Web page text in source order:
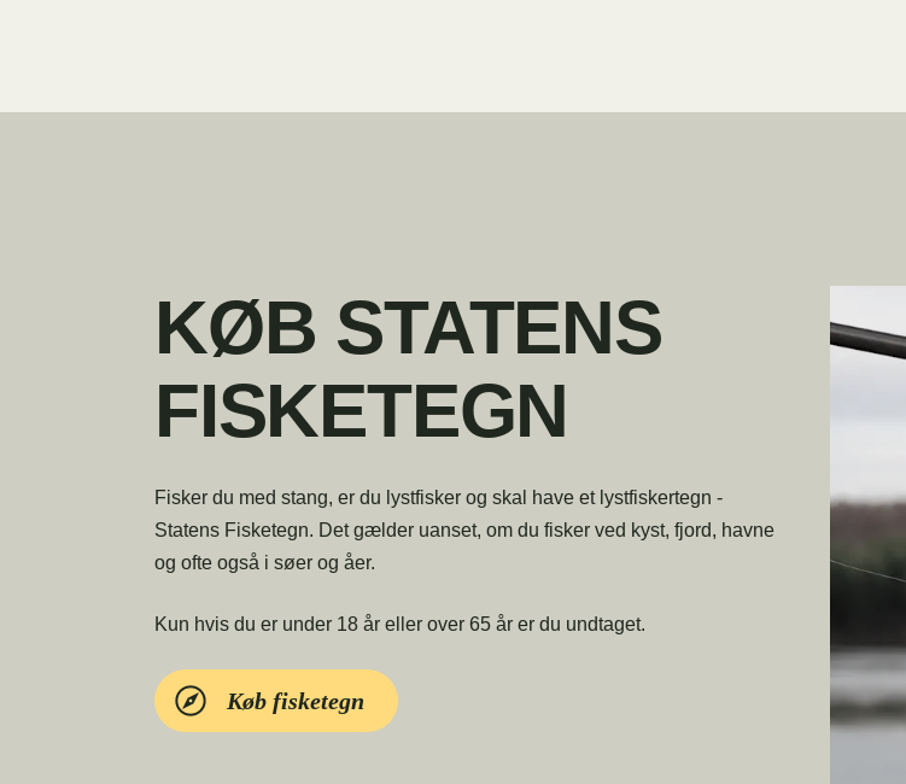
KØB STATENS
FISKETEGN
Fisker du med stang, er du lystfisker og skal have et lystfiskertegn -
Statens Fisketegn. Det gælder uanset, om du fisker ved kyst, fjord, havne
og ofte også i søer og åer.
Kun hvis du er under 18 år eller over 65 år er du undtaget.
Køb fisketegn